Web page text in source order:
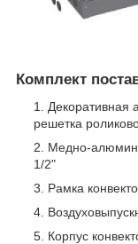
Комплект
Декоративная
решетка
Медно-
1/2"
Рамка
Корпус